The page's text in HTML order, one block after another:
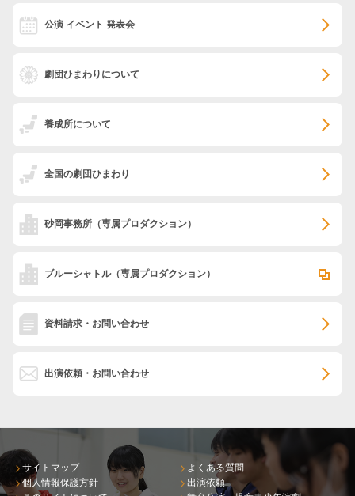
公演 イベント 発表会
劇団ひまわりについて
養成所について
全国の劇団ひまわり
砂岡事務所 （専属プロダクション）
ブルーシャトル（専属プロダクション）
資料請求・お問い合わせ
出演依頼・お問い合わせ
サイトマップ
個人情報保護方針
よくある質問
出演依頼